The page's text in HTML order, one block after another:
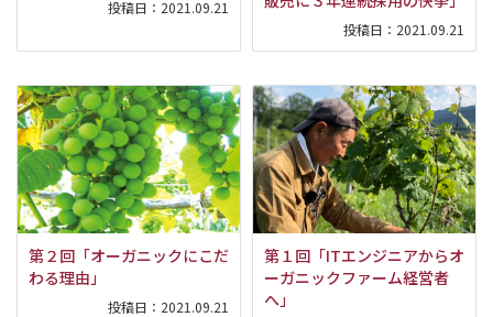
投稿日： 2021.09.21
投稿日： 2021.09.21
第２回「オーガニックにこだ
わる理由」
投稿日： 2021.09.21
第１回「ITエンジニアからオ
ーガニックファーム経営者
へ」